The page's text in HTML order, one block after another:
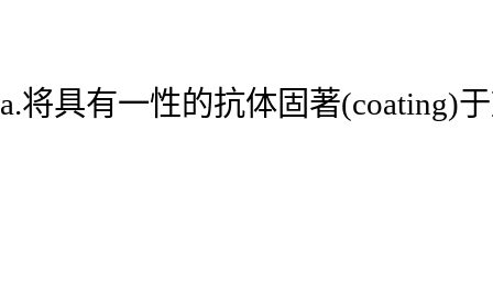
a.将具有一性的抗体固著(coating)